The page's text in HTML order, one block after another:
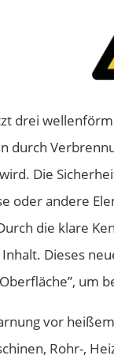
drei
durch
Die
oder andere
die klare
Dieses
um
vor
Rohr-,